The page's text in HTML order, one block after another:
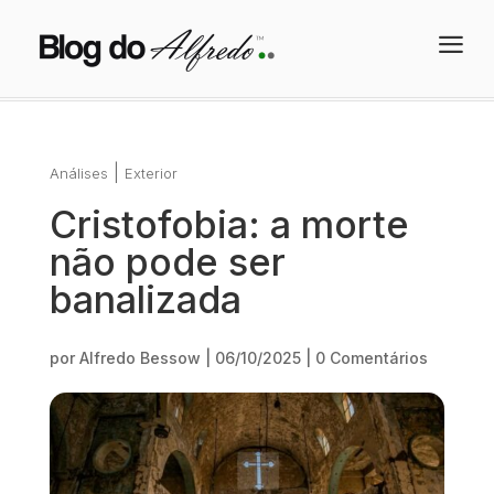
a
Análises Exterior
Cristofobia: a morte
não pode ser
banalizada
por Alfredo Bessow 06/10/2025| 0 Comentários